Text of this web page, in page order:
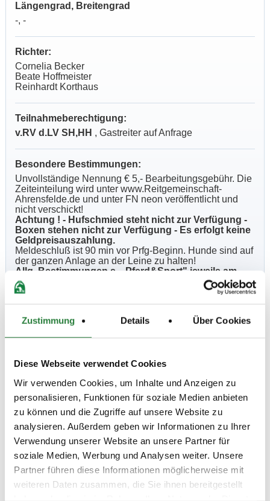
Zustimmung Details Über Cookies
Diese Webseite verwendet Cookies
Wir verwenden Cookies, um Inhalte und Anzeigen zu
personalisieren, Funktionen für soziale Medien anbieten
zu können und die Zugriffe auf unsere Website zu
analysieren. Außerdem geben wir Informationen zu Ihrer
Verwendung unserer Website an unsere Partner für
soziale Medien, Werbung und Analysen weiter. Unsere
Partner führen diese Informationen möglicherweise mit
weiteren Daten zusammen, die Sie ihnen bereitgestellt
Längengrad, Breitengrad
-, -
Richter:
Cornelia Becker
Beate Hoffmeister
Reinhardt Korthaus
Teilnahmeberechtigung:
v.RV d.LV SH,HH , Gastreiter auf Anfrage
Besondere Bestimmungen:
Unvollständige Nennung € 5,- Bearbeitungsgebühr. Die
Zeiteinteilung wird unter www.Reitgemeinschaft-
Ahrensfelde.de und unter FN neon veröffentlicht und
nicht verschickt!
Achtung ! - Hufschmied steht nicht zur Verfügung -
Boxen stehen nicht zur Verfügung - Es erfolgt keine
Geldpreisauszahlung.
Meldeschluß ist 90 min vor Prfg-Beginn. Hunde sind auf
der ganzen Anlage an der Leine zu halten!
Allg. Bestimmungen s. „Pferd&Sport" jeweils am
Anfang der veröffentlichen Ausschreibungen.
ACHTUNG: In Prfg.1-3 wird gem.§ 27 LPO ein
erhöhter Organisations-Anteil v. 5,- EUR je
Nenngeld enthalten ist. Der Beitrag beinhaltet
zum Schutz vor Neuinfektionen m.d. Corona-Virus
Beschaffenheit der Plätze:
Veröffentlichung d.Zeiteinteilung unter www.nennung-
online.de u. www.Reitgemeinschaft-Ahrensfelde.de,
kein Postversand
Vorbereitungsplatz Halle: 20x40m, Plätze: 20x60m,
20x40m(Sand)
Prüfung: Halle 20x60m, Platz 20x60m Sand